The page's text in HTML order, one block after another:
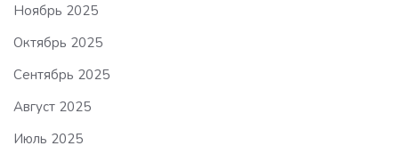
Ноябрь 2025
Октябрь 2025
Сентябрь 2025
Август 2025
Июль 2025